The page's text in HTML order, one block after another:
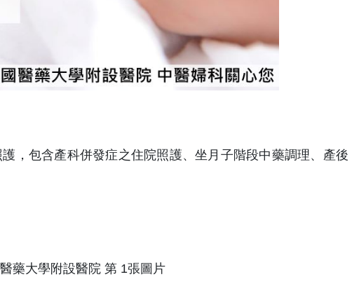
，包含產科併發症之住院照護、坐月子階段中藥調理、產後